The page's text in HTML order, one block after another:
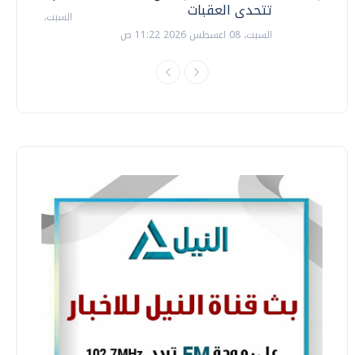
السبت، 18 يوليو 2026 09:22 ص تتحدى العقبات
السبت، 08 اغسطس 2026 11:22 ص